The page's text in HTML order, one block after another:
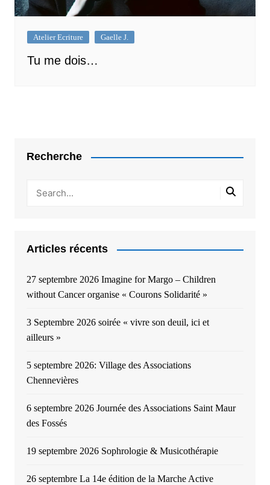
Atelier Ecriture Gaelle J.
Tu me dois…
Recherche
Articles récents
27 septembre 2026 Imagine for Margo – Children
without Cancer organise « Courons Solidarité »
3 Septembre 2026 soirée « vivre son deuil, ici et
ailleurs »
5 septembre 2026: Village des Associations
Chennevières
6 septembre 2026 Journée des Associations Saint Maur
des Fossés
19 septembre 2026 Sophrologie & Musicothérapie
26 septembre La 14e édition de la Marche Active